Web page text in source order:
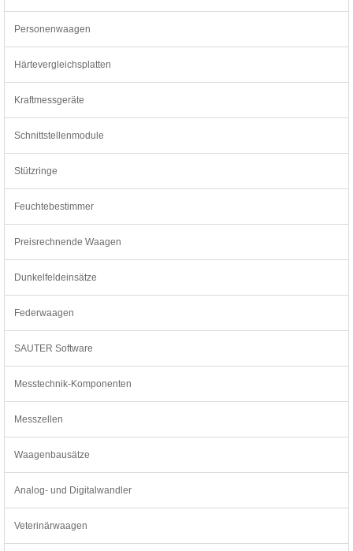
Personenwaagen
Härtevergleichsplatten
Kraftmessgeräte
Schnittstellenmodule
Stützringe
Feuchtebestimmer
Preisrechnende Waagen
Dunkelfeldeinsätze
Federwaagen
SAUTER Software
Messtechnik-Komponenten
Messzellen
Waagenbausätze
Analog- und Digitalwandler
Veterinärwaagen